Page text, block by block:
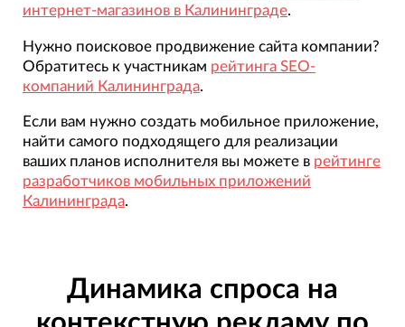
интернет-магазинов в Калининграде.
Нужно поисковое продвижение сайта компании?
Обратитесь к участникам рейтинга SEO-
компаний Калининграда.
Если вам нужно создать мобильное приложение,
найти самого подходящего для реализации
ваших планов исполнителя вы можете в рейтинге
разработчиков мобильных приложений
Калининграда.
Динамика спроса на